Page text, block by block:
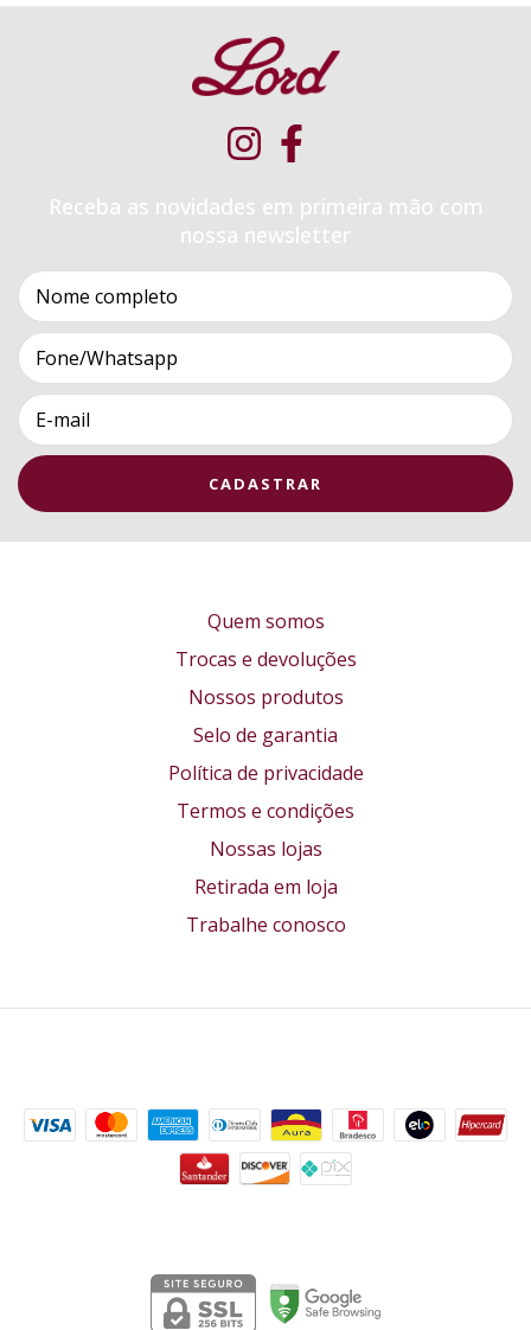
Receba as novidades em primeira mão com
nossa newsletter
Quem somos
Trocas e devoluções
Nossos produtos
Selo de garantia
Política de privacidade
Termos e condições
Nossas lojas
Retirada em loja
Trabalhe conosco